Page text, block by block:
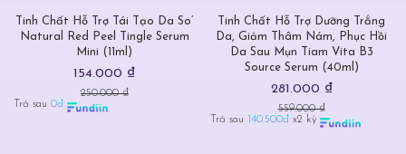
Tinh Chất Hỗ Trợ Tái Tạo Da So’
Natural Red Peel Tingle Serum
Mini (11ml)
154.000 ₫
250.000 ₫
Trả sau 0đ
Tinh Chất Hỗ Trợ Dưỡng Trắng
Da, Giảm Thâm Nám, Phục Hồi
Da Sau Mụn Tiam Vita B3
Source Serum (40ml)
281.000 ₫
559.000 ₫
Trả sau 140.500đ x2 kỳ